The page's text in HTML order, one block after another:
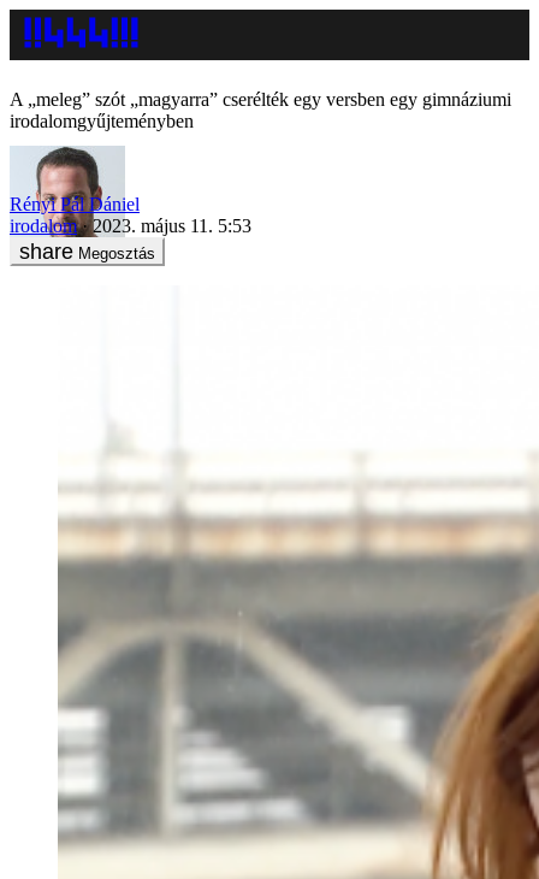
A „meleg” szót „magyarra” cserélték egy versben egy gimnáziumi
irodalomgyűjteményben
Rényi Pál Dániel
irodalom
2023. május 11. 5:53
Megosztás